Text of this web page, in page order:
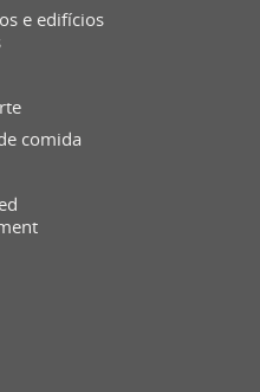
e edifícios
comida